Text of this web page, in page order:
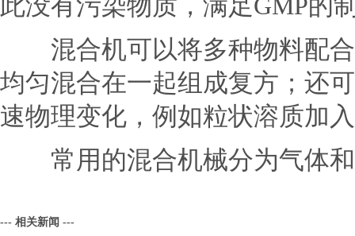
此没有污染物质，满足GMP
混合机可以将多种物料配合
均匀混合在一起组成复方；还
速物理变化，例如粒状溶质加
常用的混合机械分为气体和
--- 相关新闻 ---